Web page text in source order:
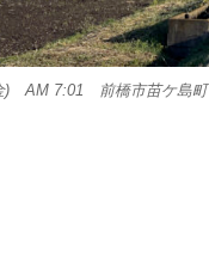
) AM 7:01 前橋市苗ケ島町